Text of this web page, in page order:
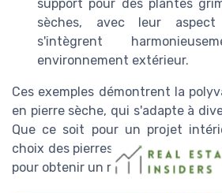
support pour des plantes
sèches, avec leur
s'intègrent
environnement extérieur.
Ces exemples démontrent la
en pierre sèche, qui s'adapte à
Que ce soit pour un projet
choix des pierres et leur mise en
pour obtenir un résultat à la